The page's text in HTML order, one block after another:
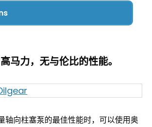
高马力，无与伦比的性能。
轴向柱塞泵的最佳性能时，可以使用奥